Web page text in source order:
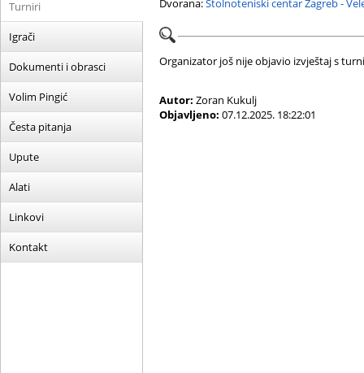
Turniri
Igrači
Dokumenti i obrasci
Volim Pingić
Česta pitanja
Upute
Alati
Linkovi
Kontakt
Dvorana:Stolnoteniski centar Zagreb -
Organizator još nije objavio izvještaj s
Autor: Zoran Kukulj
Objavljeno: 07.12.2025. 18:22:01